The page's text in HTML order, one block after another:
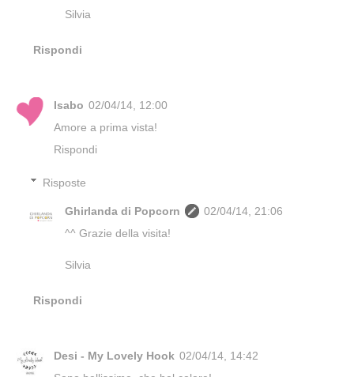
Silvia
Rispondi
Isabo 02/04/14, 12:00
Amore a prima vista!
Rispondi
Risposte
Ghirlanda di Popcorn
02/04/14, 21:06
^^ Grazie della visita!
Silvia
Rispondi
Desi - My Lovely Hook 02/04/14, 14:42